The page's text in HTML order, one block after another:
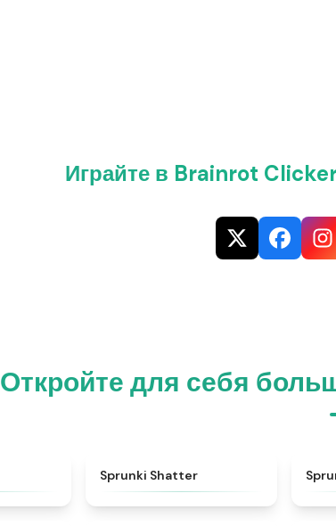
Играйте в Brainrot
Откройте для себя
Sprunki Shatter